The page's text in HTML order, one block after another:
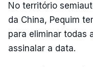
No território
da China, Pequim
para eliminar todas
assinalar a data.